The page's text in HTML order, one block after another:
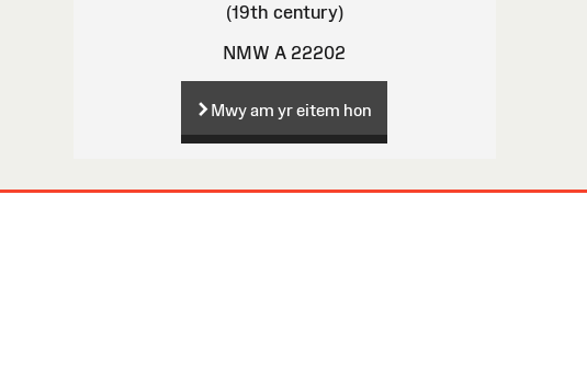
(19th century)
NMW A 22202
Mwy am yr eitem hon